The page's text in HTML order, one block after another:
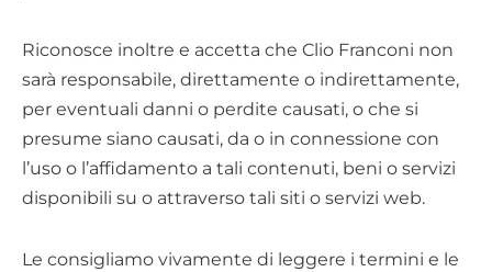
Riconosce inoltre e accetta che Clio Franconi non
sarà responsabile, direttamente o indirettamente,
per eventuali danni o perdite causati, o che si
presume siano causati, da o in connessione con
l’uso o l’affidamento a tali contenuti, beni o servizi
disponibili su o attraverso tali siti o servizi web.
Le consigliamo vivamente di leggere i termini e le